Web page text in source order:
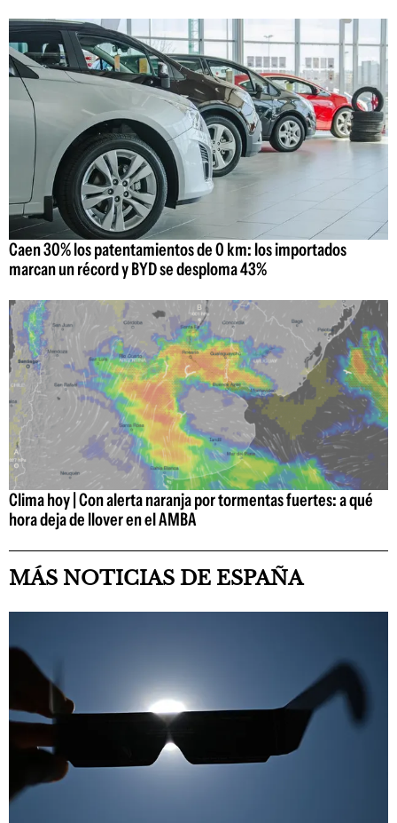
Caen 30% los patentamientos de 0 km: los importados
marcan un récord y BYD se desploma 43%
Clima hoy | Con alerta naranja por tormentas fuertes: a qué
hora deja de llover en el AMBA
MÁS NOTICIAS DE ESPAÑA